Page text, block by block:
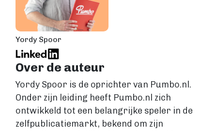
Over de auteur
Yordy Spoor is de oprichter van Pumbo.nl.
Onder zijn leiding heeft Pumbo.nl zich
ontwikkeld tot een belangrijke speler in de
zelfpublicatiemarkt, bekend om zijn
Yordy Spoor